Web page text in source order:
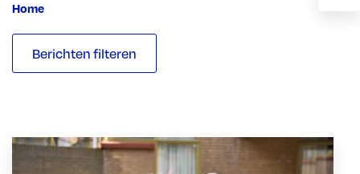
Home
Berichten filteren